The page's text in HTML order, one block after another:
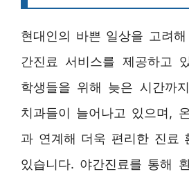
현대인의 바쁜 일상을 고려
간진료 서비스를 제공하고
학생들을 위해 늦은 시간까
치과들이 늘어나고 있으며,
과 연계해 더욱 편리한 진료
있습니다. 야간진료를 통해